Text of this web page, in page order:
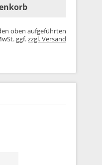
oben aufgeführten
ggf.zzgl. Versand